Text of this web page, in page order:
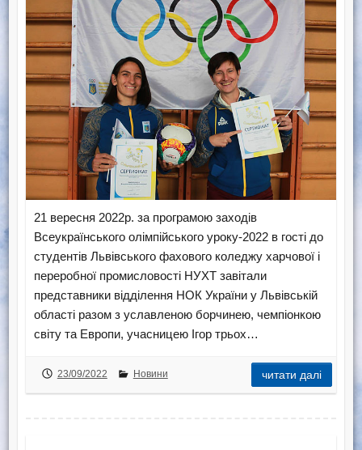
21 вересня 2022р. за програмою заходів
Всеукраїнського олімпійського уроку-2022 в гості до
студентів Львівського фахового коледжу харчової і
переробної промисловості НУХТ завітали
представники відділення НОК України у Львівській
області разом з уславленою борчинею, чемпіонкою
світу та Европи, учасницею Ігор трьох…
23/09/2022 Новини читати далі